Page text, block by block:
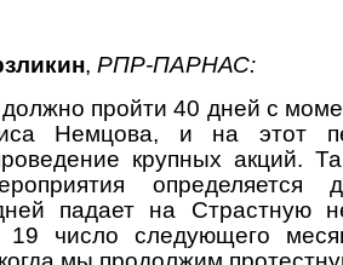
, РПР-ПАРНАС:
пройти 40 дней с
Немцова, и на этот
крупных акций.
определяется
падает на Страстную
19 число следующего